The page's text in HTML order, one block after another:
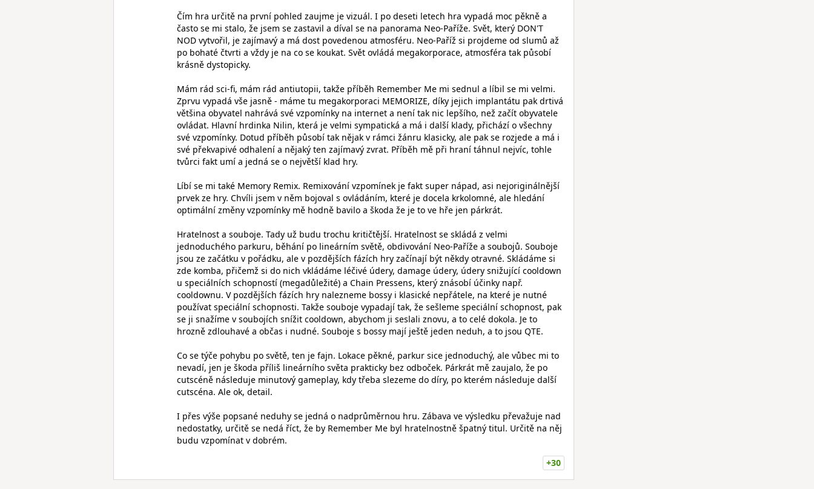
Čím hra určitě na první pohled zaujme je vizuál. I po deseti letech hra vypadá moc pěkně a
často se mi stalo, že jsem se zastavil a díval se na panorama Neo-Paříže. Svět, který DON'T
NOD vytvořil, je zajímavý a má dost povedenou atmosféru. Neo-Paříž si projdeme od slumů až
po bohaté čtvrti a vždy je na co se koukat. Svět ovládá megakorporace, atmosféra tak působí
krásně dystopicky.
Mám rád sci-fi, mám rád antiutopii, takže příběh Remember Me mi sednul a líbil se mi velmi.
Zprvu vypadá vše jasně - máme tu megakorporaci MEMORIZE, díky jejich implantátu pak drtivá
většina obyvatel nahrává své vzpomínky na internet a není tak nic lepšího, než začít obyvatele
ovládat. Hlavní hrdinka Nilin, která je velmi sympatická a má i další klady, přichází o všechny
své vzpomínky. Dotud příběh působí tak nějak v rámci žánru klasicky, ale pak se rozjede a má i
své překvapivé odhalení a nějaký ten zajímavý zvrat. Příběh mě při hraní táhnul nejvíc, tohle
tvůrci fakt umí a jedná se o největší klad hry.
Líbí se mi také Memory Remix. Remixování vzpomínek je fakt super nápad, asi nejoriginálnější
prvek ze hry. Chvíli jsem v něm bojoval s ovládáním, které je docela krkolomné, ale hledání
optimální změny vzpomínky mě hodně bavilo a škoda že je to ve hře jen párkrát.
Hratelnost a souboje. Tady už budu trochu kritičtější. Hratelnost se skládá z velmi
jednoduchého parkuru, běhání po lineárním světě, obdivování Neo-Paříže a soubojů. Souboje
jsou ze začátku v pořádku, ale v pozdějších fázích hry začínají být někdy otravné. Skládáme si
zde komba, přičemž si do nich vkládáme léčivé údery, damage údery, údery snižující cooldown
u speciálních schopností (megadůležité) a Chain Pressens, který znásobí účinky např.
cooldownu. V pozdějších fázích hry nalezneme bossy i klasické nepřátele, na které je nutné
používat speciální schopnosti. Takže souboje vypadají tak, že sešleme speciální schopnost, pak
se ji snažíme v soubojích snížit cooldown, abychom ji seslali znovu, a to celé dokola. Je to
hrozně zdlouhavé a občas i nudné. Souboje s bossy mají ještě jeden neduh, a to jsou QTE.
Co se týče pohybu po světě, ten je fajn. Lokace pěkné, parkur sice jednoduchý, ale vůbec mi to
nevadí, jen je škoda příliš lineárního světa prakticky bez odboček. Párkrát mě zaujalo, že po
cutscéně následuje minutový gameplay, kdy třeba slezeme do díry, po kterém následuje další
cutscéna. Ale ok, detail.
I přes výše popsané neduhy se jedná o nadprůměrnou hru. Zábava ve výsledku převažuje nad
nedostatky, určitě se nedá říct, že by Remember Me byl hratelnostně špatný titul. Určitě na něj
budu vzpomínat v dobrém.
+30